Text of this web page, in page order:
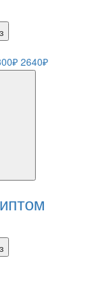
2640₽